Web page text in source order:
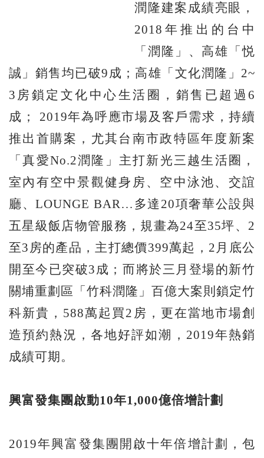
潤隆建案成績亮眼，
2018年推出的台中
「潤隆」、高雄「悦
誠」銷售均已破9成；高雄「文化潤隆」2~
3房鎖定文化中心生活圈，銷售已超過6
成； 2019年為呼應市場及客戶需求，持續
推出首購案，尤其台南市政特區年度新案
「真愛No.2潤隆」主打新光三越生活圈，
室內有空中景觀健身房、空中泳池、交誼
廳、LOUNGE BAR…多達20項奢華公設與
五星級飯店物管服務，規畫為24至35坪、2
至3房的產品，主打總價399萬起，2月底公
開至今已突破3成；而將於三月登場的新竹
關埔重劃區「竹科潤隆」百億大案則鎖定竹
科新貴，588萬起買2房，更在當地市場創
造預約熱況，各地好評如潮，2019年熱銷
成績可期。
興富發集團啟動10年1,000億倍增計劃
2019年興富發集團開啟十年倍增計劃，包